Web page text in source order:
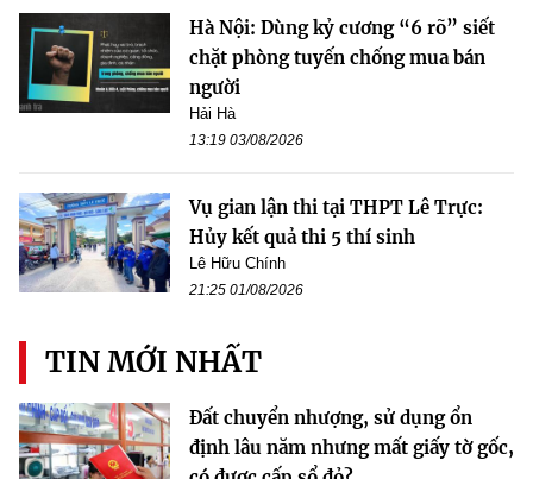
Hà Nội: Dùng kỷ cương “6 rõ” siết
chặt phòng tuyến chống mua bán
người
Hải Hà
13:19 03/08/2026
Vụ gian lận thi tại THPT Lê Trực:
Hủy kết quả thi 5 thí sinh
Lê Hữu Chính
21:25 01/08/2026
TIN MỚI NHẤT
Đất chuyển nhượng, sử dụng ổn
định lâu năm nhưng mất giấy tờ gốc,